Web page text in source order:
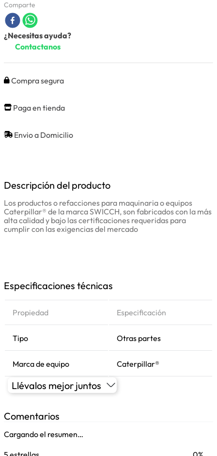
Comparte
¿Necesitas ayuda?
Contactanos
Compra segura
Paga en tienda
Envio a Domicilio
Descripción del producto
Los productos o refacciones para maquinaria o equipos
Caterpillar® de la marca SWICCH, son fabricados con la más
alta calidad y bajo las certificaciones requeridas para
cumplir con las exigencias del mercado
Especificaciones técnicas
Propiedad Especificación
Tipo Otras partes
Marca de equipo Caterpillar®
Llévalos mejor juntos
Comentarios
Cargando el resumen…